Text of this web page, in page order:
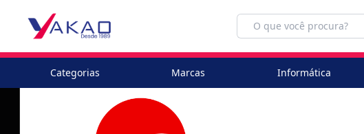
Categorias Marcas Informática